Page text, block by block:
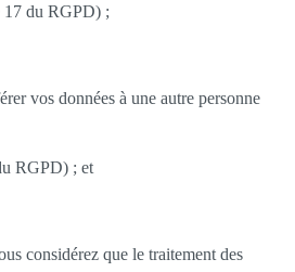
17 du RGPD) ;
vos données à une autre personne
RGPD) ; et
considérez que le traitement des